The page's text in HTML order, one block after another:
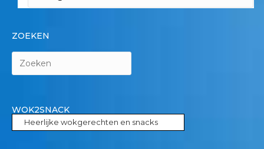
ZOEKEN
WOK2SNACK
Heerlijke wokgerechten en snacks